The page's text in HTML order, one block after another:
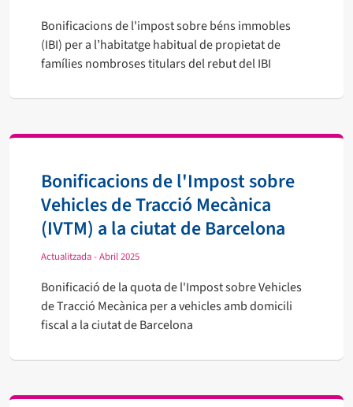
Bonificacions de l'impost sobre béns immobles
(IBI) per a l’habitatge habitual de propietat de
famílies nombroses titulars del rebut del IBI
Bonificacions de l'Impost sobre
Vehicles de Tracció Mecànica
(IVTM) a la ciutat de Barcelona
Actualitzada - Abril 2025
Bonificació de la quota de l'Impost sobre Vehicles
de Tracció Mecànica per a vehicles amb domicili
fiscal a la ciutat de Barcelona